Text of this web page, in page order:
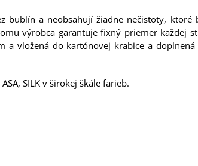
bublín a neobsahují žiadne nečistoty, ktoré
výrobca garantuje fixný priemer každej
a vložená do kartónovej krabice a
SILK v širokej škále farieb.